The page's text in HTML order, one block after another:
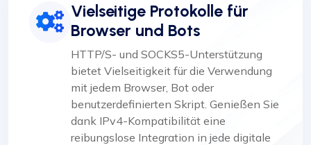
Vielseitige Protokolle für
Browser und Bots
HTTP/S- und SOCKS5-Unterstützung
bietet Vielseitigkeit für die Verwendung
mit jedem Browser, Bot oder
benutzerdefinierten Skript. Genießen Sie
dank IPv4-Kompatibilität eine
reibungslose Integration in jede digitale